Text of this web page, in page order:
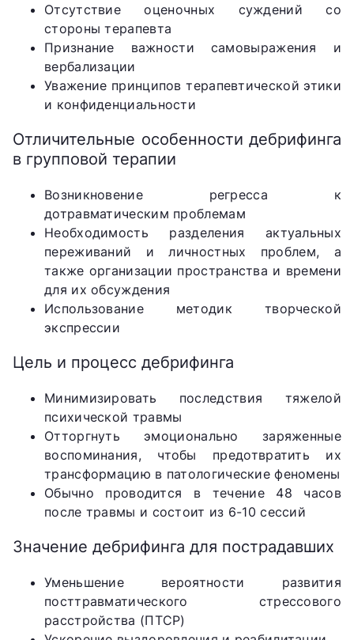
Отсутствие оценочных суждений со
стороны терапевта
Признание важности самовыражения и
вербализации
Уважение принципов терапевтической этики
и конфиденциальности
Отличительные особенности дебрифинга
в групповой терапии
Возникновение регресса к
дотравматическим проблемам
Необходимость разделения актуальных
переживаний и личностных проблем, а
также организации пространства и времени
для их обсуждения
Использование методик творческой
экспрессии
Цель и процесс дебрифинга
Минимизировать последствия тяжелой
психической травмы
Отторгнуть эмоционально заряженные
воспоминания, чтобы предотвратить их
трансформацию в патологические феномены
Обычно проводится в течение 48 часов
после травмы и состоит из 6-10 сессий
Значение дебрифинга для пострадавших
Уменьшение вероятности развития
посттравматического стрессового
расстройства (ПТСР)